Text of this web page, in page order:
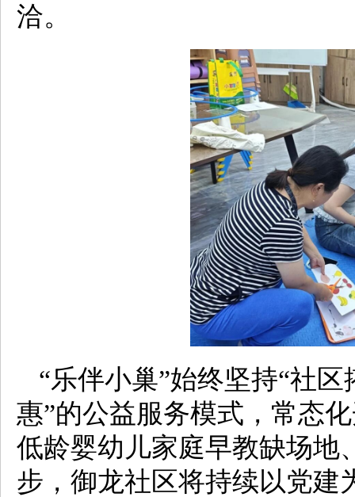
洽。
“乐伴小巢”始终坚持“社
惠”的公益服务模式，常态
低龄婴幼儿家庭早教缺场地
步，御龙社区将持续以党建